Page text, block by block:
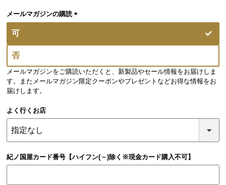
メールマガジンの購読
可
否
メールマガジンをご購読いただくと、新製品やセール情報をお届けしま
す。またメールマガジン限定クーポンやプレゼントなどお得な情報をお
届けします。
よく行くお店
紀ノ国屋カード番号【ハイフン(－)除く※現金カード購入不可】